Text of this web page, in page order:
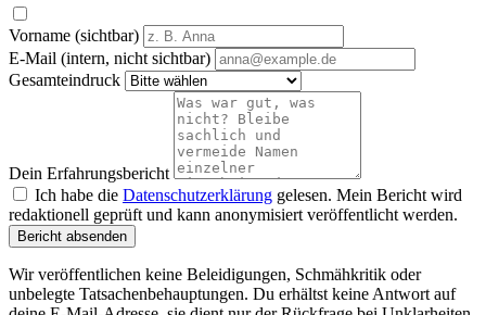
Vorname (sichtbar)
E-Mail (intern, nicht sichtbar)
Gesamteindruck
Dein Erfahrungsbericht
Ich habe die Datenschutzerklärung gelesen. Mein Bericht wird
redaktionell geprüft und kann anonymisiert veröffentlicht werden.
Bericht absenden
Wir veröffentlichen keine Beleidigungen, Schmähkritik oder
unbelegte Tatsachenbehauptungen. Du erhältst keine Antwort auf